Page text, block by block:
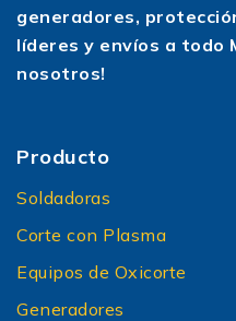
generadores,
líderes y envíos a todo
nosotros!
Producto
Soldadoras
Corte con Plasma
Equipos de Oxicorte
Generadores